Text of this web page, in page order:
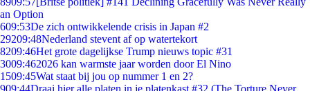
an Option
609:53De zich ontwikkelende crisis in Japan #2
29209:48Nederland stevent af op watertekort
8209:46Het grote dagelijkse Trump nieuws topic #31
3009:462026 kan warmste jaar worden door El Nino
1509:45Wat staat bij jou op nummer 1 en 2?
909:44Draai hier alle platen in je platenkast #32 (The Torture Never